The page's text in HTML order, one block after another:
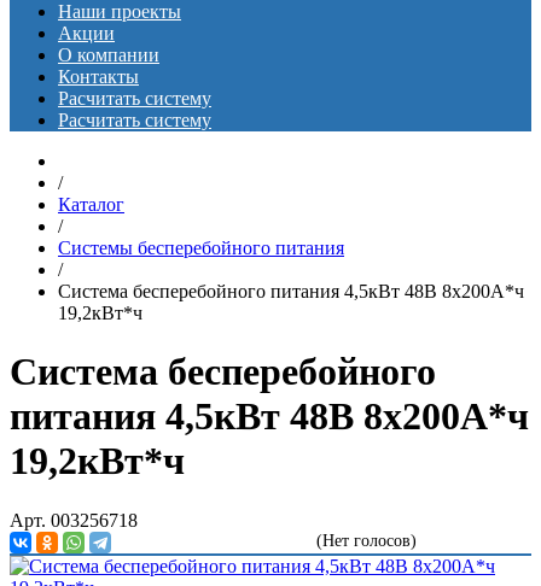
Наши проекты
Акции
О компании
Контакты
Расчитать систему
Расчитать систему
/
Каталог
/
Системы бесперебойного питания
/
Система бесперебойного питания 4,5кВт 48В 8x200А*ч
19,2кВт*ч
Система бесперебойного
питания 4,5кВт 48В 8x200А*ч
19,2кВт*ч
Арт. 003256718
(Нет голосов)